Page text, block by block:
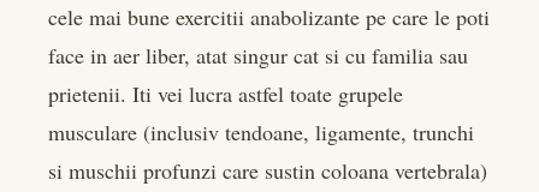
cele mai bune exercitii anabolizante pe care le poti
face in aer liber, atat singur cat si cu familia sau
prietenii. Iti vei lucra astfel toate grupele
musculare (inclusiv tendoane, ligamente, trunchi
si muschii profunzi care sustin coloana vertebrala)